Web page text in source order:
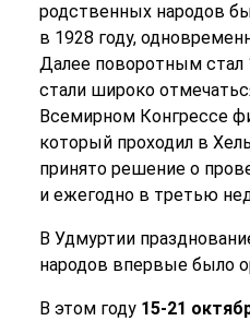
родственных народов
в 1928 году,
Далее поворотным стал
стали широко
Всемирном Конгрессе
который проходил в
принято решение о
и ежегодно в третью
В Удмуртии
народов впервые было
В этом году 15-21